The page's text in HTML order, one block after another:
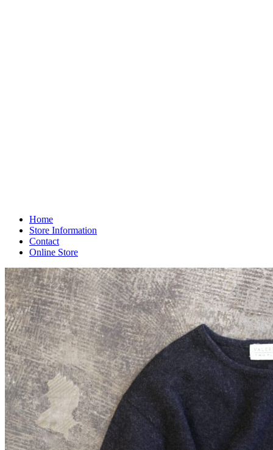
Home
Store Information
Contact
Online Store